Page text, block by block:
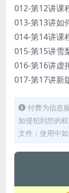
012-第12讲课
013-第13讲如
014-第14讲课
015-第15讲雪
016-第16讲虚
017-第17讲新
付费为信息
如侵犯到您的
文件；使用中